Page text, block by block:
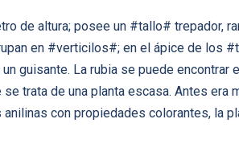
de altura; posee un #tallo# trepador,
en #verticilos#; en el ápice de los
guisante. La rubia se puede encontrar
trata de una planta escasa. Antes era
con propiedades colorantes, la